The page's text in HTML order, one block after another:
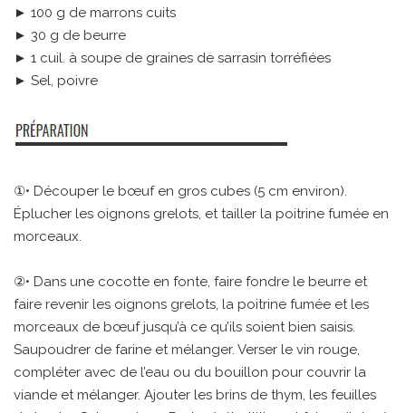
► 100 g de marrons cuits
► 30 g de beurre
► 1 cuil. à soupe de graines de sarrasin torréfiées
► Sel, poivre
①• Découper le bœuf en gros cubes (5 cm environ).
Éplucher les oignons grelots, et tailler la poitrine fumée en
morceaux.
②• Dans une cocotte en fonte, faire fondre le beurre et
faire revenir les oignons grelots, la poitrine fumée et les
morceaux de bœuf jusqu’à ce qu’ils soient bien saisis.
Saupoudrer de farine et mélanger. Verser le vin rouge,
compléter avec de l’eau ou du bouillon pour couvrir la
viande et mélanger. Ajouter les brins de thym, les feuilles